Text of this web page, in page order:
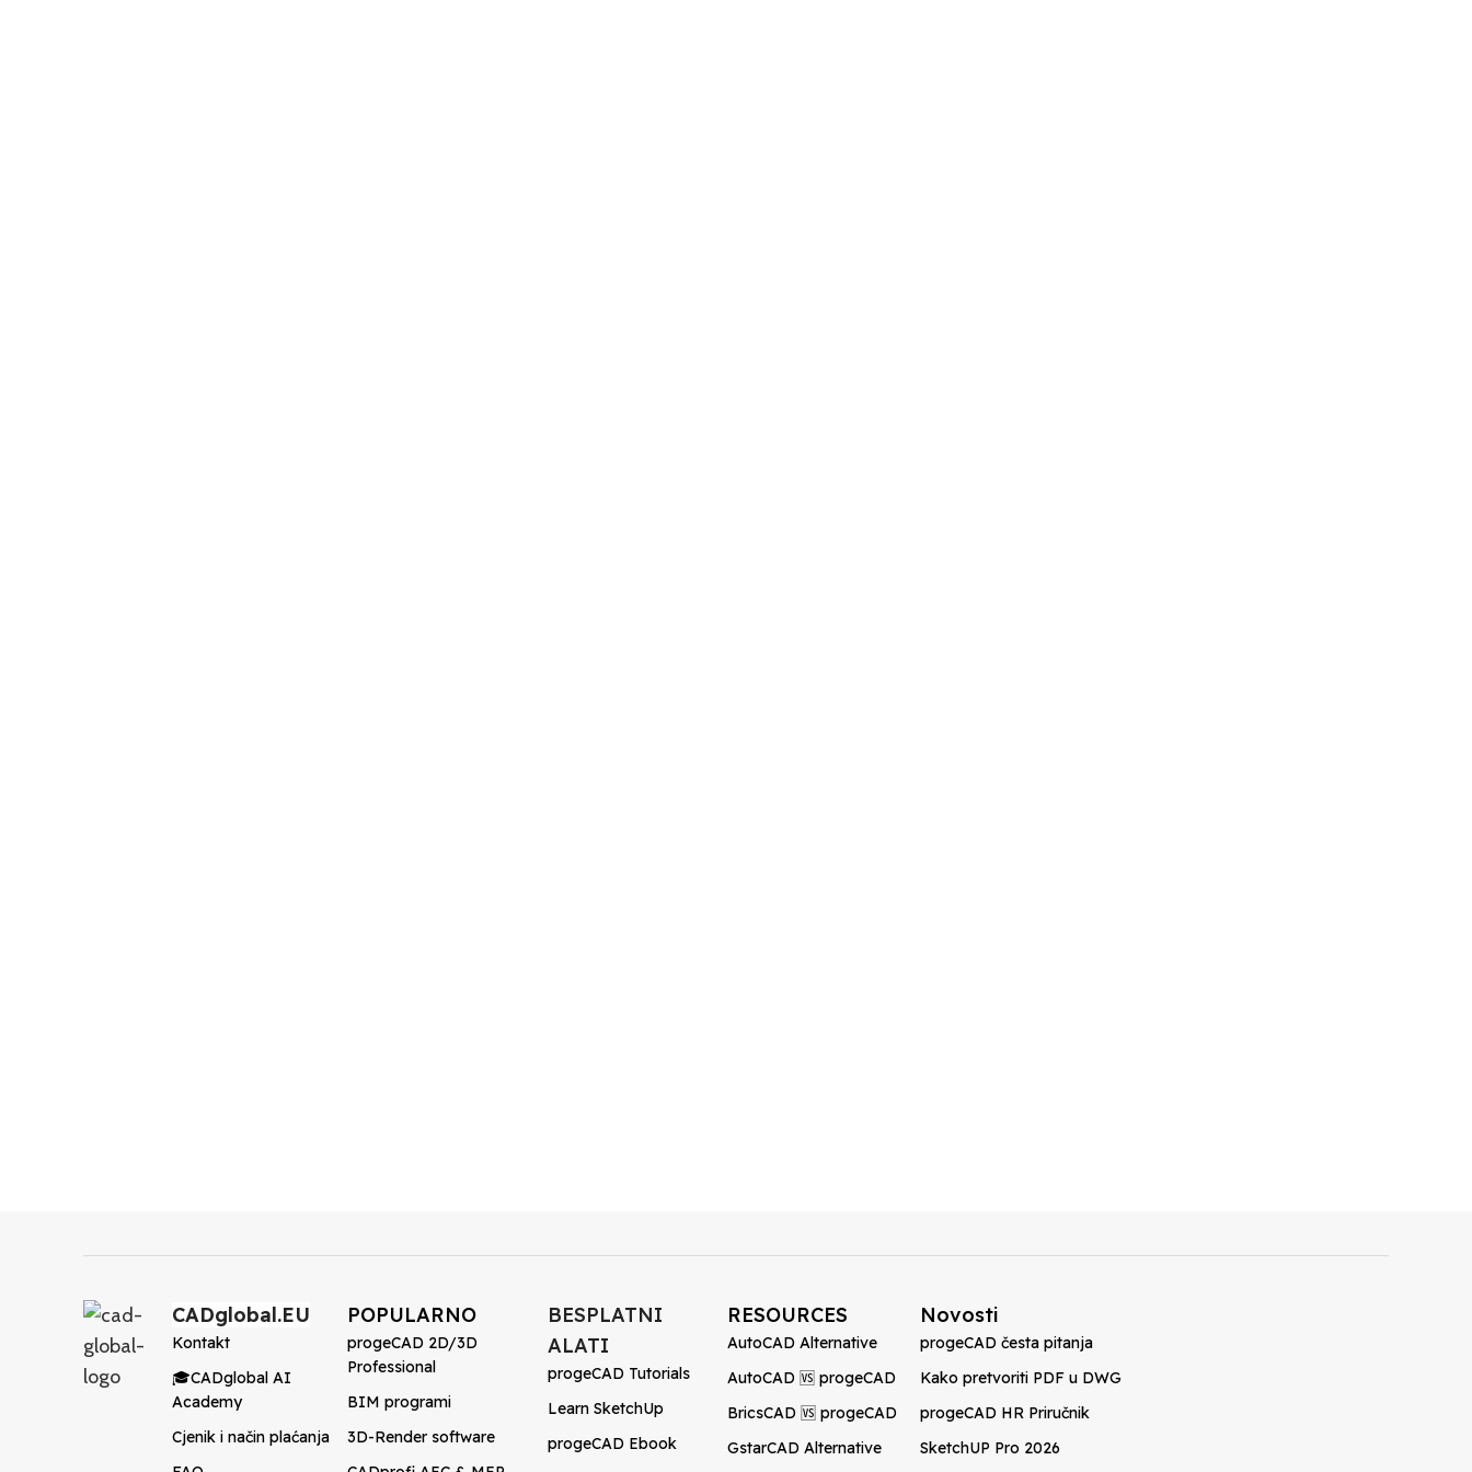
CADglobal.EU
Kontakt
🎓CADglobal AI
Academy
Cjenik i način plaćanja
POPULARNO
progeCAD 2D/3D
Professional
BIM programi
3D-Render software
BESPLATNI
ALATI
progeCAD Tutorials
Learn SketchUp
progeCAD Ebook
RESOURCES
AutoCAD Alternative
AutoCAD 🆚 progeCAD
BricsCAD 🆚 progeCAD
GstarCAD Alternative
Novosti
progeCAD česta pitanja
Kako pretvoriti PDF u DWG
progeCAD HR Priručnik
SketchUP Pro 2026